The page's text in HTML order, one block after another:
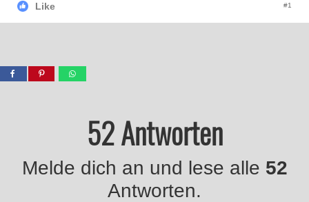
Like #1
52 Antworten
Melde dich an und lese alle 52
Antworten.